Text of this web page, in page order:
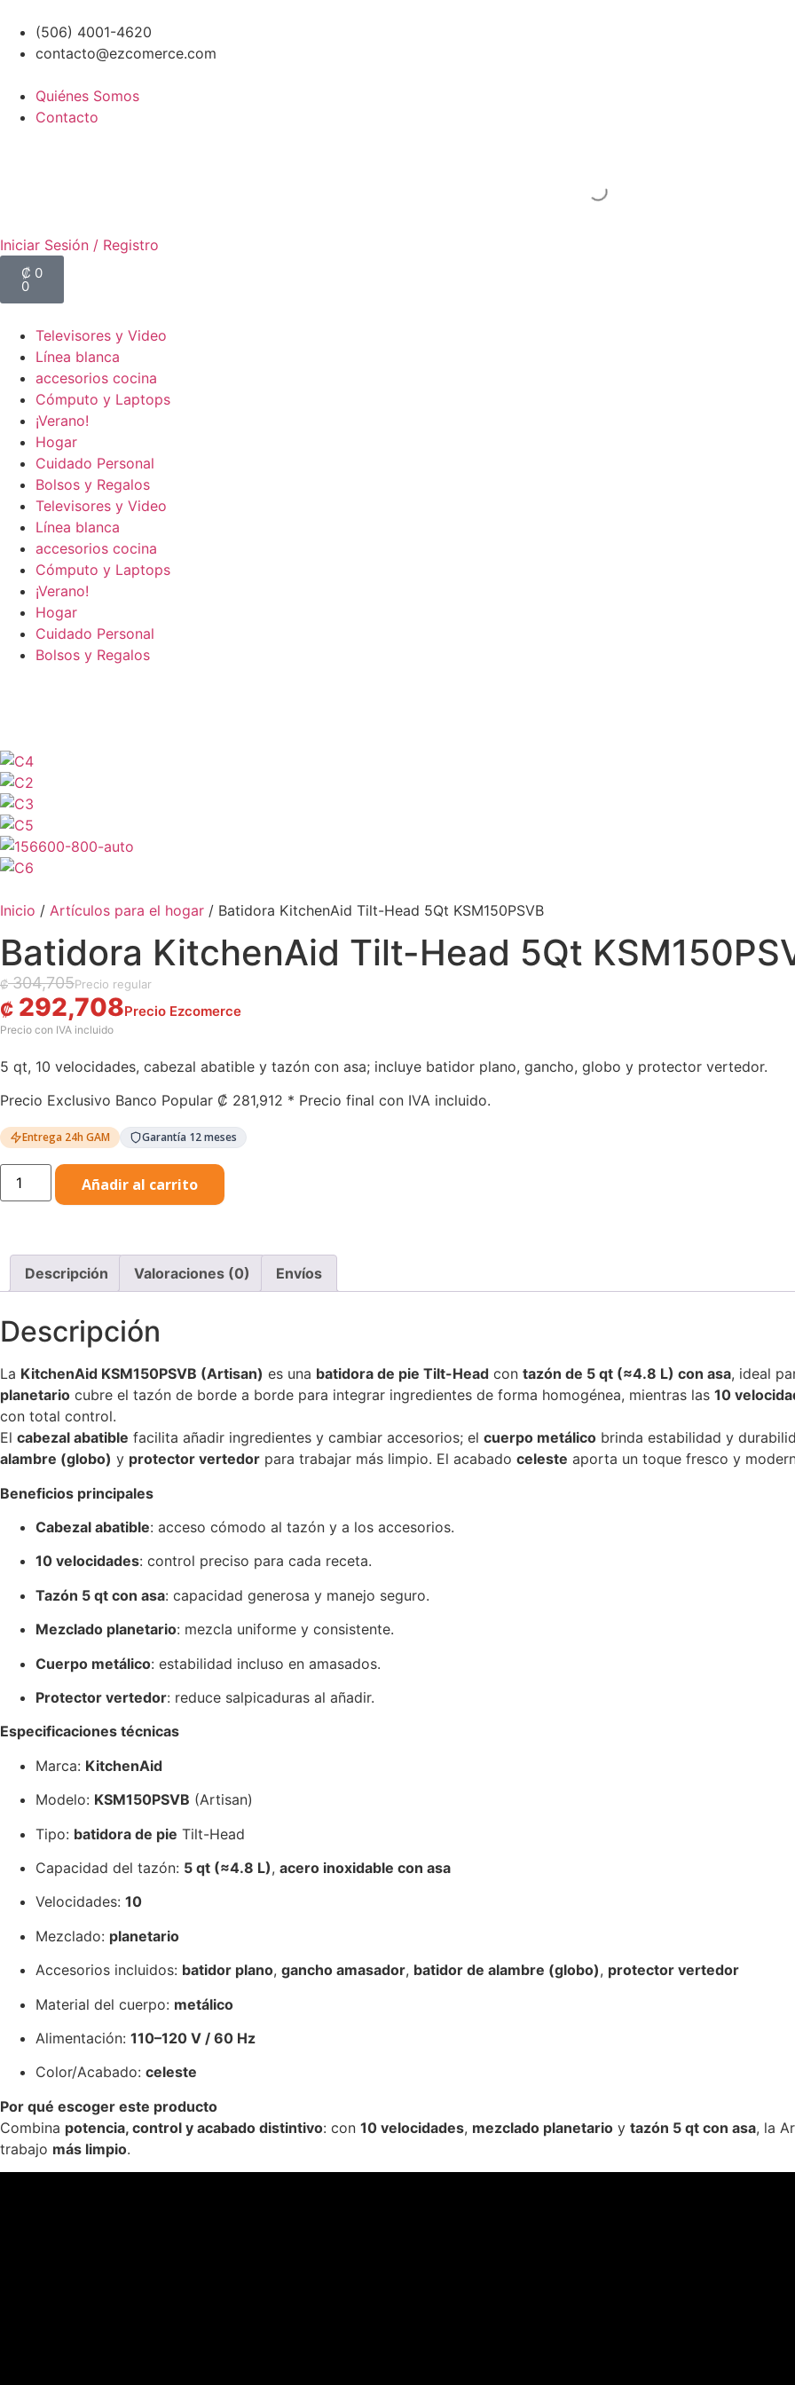
(506) 4001-4620
contacto@ezcomerce.com
Quiénes Somos
Contacto
Iniciar Sesión / Registro
₡ 0
0
Televisores y Video
Línea blanca
accesorios cocina
Cómputo y Laptops
¡Verano!
Hogar
Cuidado Personal
Bolsos y Regalos
Televisores y Video
Línea blanca
accesorios cocina
Cómputo y Laptops
¡Verano!
Hogar
Cuidado Personal
Bolsos y Regalos
Inicio / Artículos para el hogar / Batidora KitchenAid Tilt-Head 5Qt KSM150PSVB
Batidora KitchenAid Tilt-Head 5Qt
₡304,705
₡ 292,708
5 qt, 10 velocidades, cabezal abatible y tazón con asa; incluye batidor plano, gancho, globo y protector vertedor.
Precio Exclusivo Banco Popular ₡ 281,912 * Precio final con IVA incluido.
Entrega 24h GAM Garantía 12 meses
Añadir al carrito
Descripción Valoraciones (0) Envíos
Descripción
La KitchenAid KSM150PSVB (Artisan) es una batidora de pie Tilt-Head con tazón de 5 qt (≈4.8 L) con asa, ideal
planetario cubre el tazón de borde a borde para integrar ingredientes de forma homogénea, mientras las 10
con total control.
El cabezal abatible facilita añadir ingredientes y cambiar accesorios; el cuerpo metálico brinda estabilidad y
alambre (globo) y protector vertedor para trabajar más limpio. El acabado celeste aporta un toque fresco y
Beneficios principales
Cabezal abatible: acceso cómodo al tazón y a los accesorios.
10 velocidades: control preciso para cada receta.
Tazón 5 qt con asa: capacidad generosa y manejo seguro.
Mezclado planetario: mezcla uniforme y consistente.
Cuerpo metálico: estabilidad incluso en amasados.
Protector vertedor: reduce salpicaduras al añadir.
Especificaciones técnicas
Marca: KitchenAid
Modelo: KSM150PSVB (Artisan)
Tipo: batidora de pie Tilt-Head
Capacidad del tazón: 5 qt (≈4.8 L), acero inoxidable con asa
Velocidades: 10
Mezclado: planetario
Accesorios incluidos: batidor plano, gancho amasador, batidor de alambre (globo), protector vertedor
Material del cuerpo: metálico
Alimentación: 110–120 V / 60 Hz
Color/Acabado: celeste
Por qué escoger este producto
Combina potencia, control y acabado distintivo: con 10 velocidades, mezclado planetario y tazón 5 qt con asa, la
trabajo más limpio.